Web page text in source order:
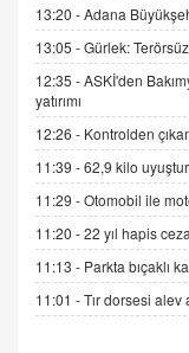
DR.
AV.
Kira
13:20 -Adana
13:05 -Gürlek:
12:35 -ASKİ'den
yatırımı
12:26 - Kontrolden
11:39 -62,9 kilo
11:29 -Otomobil ile
11:20 -22 yıl hapis
11:13 - Parkta bıçaklı
11:01 -Tır dorsesi alev